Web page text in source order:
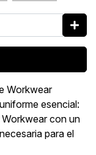
Workwear
esencial:
con un
para el